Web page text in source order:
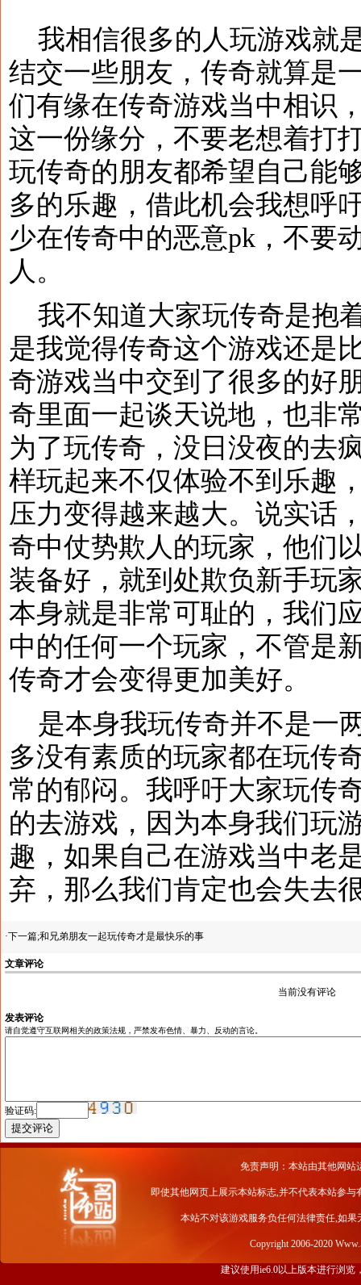
我相信很多的人玩游戏就
结交一些朋友，传奇就算是
们有缘在传奇游戏当中相识
这一份缘分，不要老想着打
玩传奇的朋友都希望自己能
多的乐趣，借此机会我想呼
少在传奇中的恶意pk，不要
人。
我不知道大家玩传奇是抱
是我觉得传奇这个游戏还是
奇游戏当中交到了很多的好
奇里面一起谈天说地，也非
为了玩传奇，没日没夜的去
样玩起来不仅体验不到乐趣
压力变得越来越大。说实话
奇中仗势欺人的玩家，他们
装备好，就到处欺负新手玩
本身就是非常可耻的，我们
中的任何一个玩家，不管是
传奇才会变得更加美好。
是本身我玩传奇并不是一
多没有素质的玩家都在玩传
常的郁闷。我呼吁大家玩传
的去游戏，因为本身我们玩
趣，如果自己在游戏当中老
弃，那么我们肯定也会失去
·下一篇;和兄弟朋友一起玩传奇才是最快乐的事
文章评论
当前没有评论
发表评论
请自觉遵守互联网相关的政策法规，严禁发布色情、暴力、反动的言论。
验证码:
免责声明：本站由其他网站
即使其他网页上展示本站标志,并不代表本站参
本站不对该游戏服务负任何法律责任,如
Copyright 2006-2020
建议使用ie6.0以上版本进行浏览